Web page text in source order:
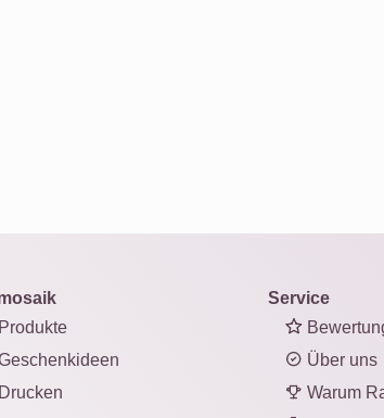
Produkte
Drucken
Service
Über uns
Warum